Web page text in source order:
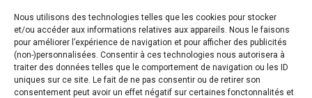
Nous utilisons des technologies telles que les cookies pour stocker
et/ou accéder aux informations relatives aux appareils. Nous le faisons
pour améliorer l’expérience de navigation et pour afficher des publicités
(non-)personnalisées. Consentir à ces technologies nous autorisera à
traiter des données telles que le comportement de navigation ou les ID
uniques sur ce site. Le fait de ne pas consentir ou de retirer son
consentement peut avoir un effet négatif sur certaines fonctonnalités et